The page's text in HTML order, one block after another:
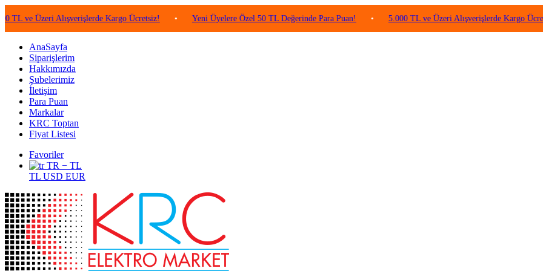
Alışverişlerde Kargo Ücretsiz! • Yeni Üyelere Özel 50 TL Değerinde Para Puan! • 5.000 TL ve Üzeri Alışverişlerde Kargo Ücretsiz!
AnaSayfa
Siparişlerim
Hakkımızda
Şubelerimiz
İletişim
Para Puan
Markalar
KRC Toptan
Fiyat Listesi
Favoriler
TR − TL
TL USD EUR